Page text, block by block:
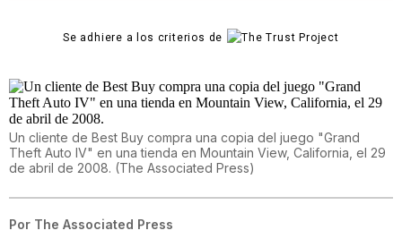
Se adhiere a los criterios de
Un cliente de Best Buy compra una copia del juego "Grand
Theft Auto IV" en una tienda en Mountain View, California, el 29
de abril de 2008. (The Associated Press)
Por The Associated Press